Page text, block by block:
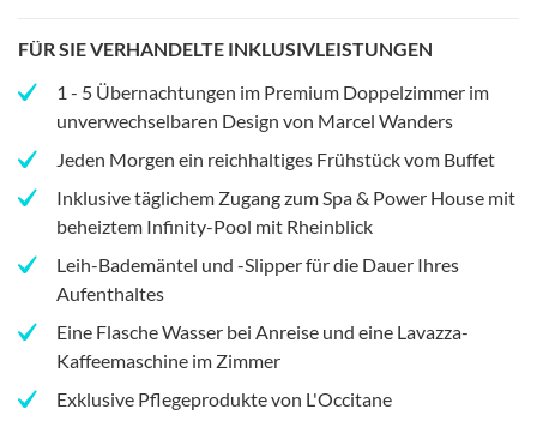
FÜR SIE VERHANDELTE INKLUSIVLEISTUNGEN
1 - 5 Übernachtungen im Premium Doppelzimmer im
unverwechselbaren Design von Marcel Wanders
Jeden Morgen ein reichhaltiges Frühstück vom Buffet
Inklusive täglichem Zugang zum Spa & Power House mit
beheiztem Infinity-Pool mit Rheinblick
Leih-Bademäntel und -Slipper für die Dauer Ihres
Aufenthaltes
Eine Flasche Wasser bei Anreise und eine Lavazza-
Kaffeemaschine im Zimmer
Exklusive Pflegeprodukte von L'Occitane